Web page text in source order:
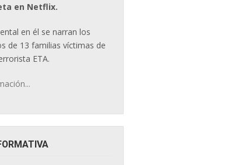
en Netflix.
en él se narran los
de 13 familias víctimas de
ETA.